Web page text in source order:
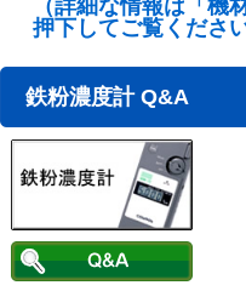
（詳細な情報は「機
押下してご覧ください
鉄粉濃度計 Q&A